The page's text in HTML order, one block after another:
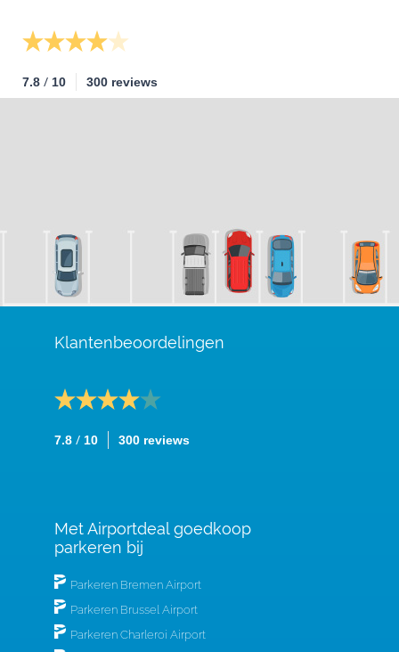
7.8 / 10 300 reviews
Klantenbeoordelingen
7.8 / 10 300 reviews
Met Airportdeal goedkoop
parkeren bij
Parkeren Bremen Airport
Parkeren Brussel Airport
Parkeren Charleroi Airport